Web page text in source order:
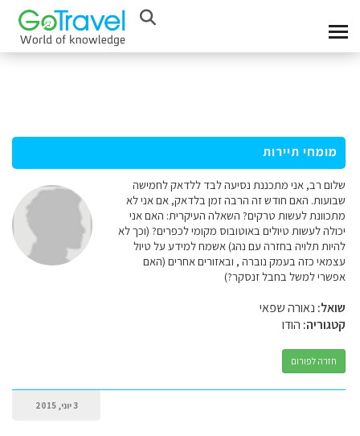
מומחי תיירות
שלום רב, אני מתכננת נסיעה לבד ללדאק לחמישה
שבועות. האם חודש זה הרבה זמן בלדאק, אם אני לא
מתכוונת לעשות טרקים? השאלה העיקרית: האם אני
יכולה לעשות טיולים באוטובוס מקומי לכפרים? (וכך לא
להיות תלויה בחזרה עם נהג) אשמח למידע על טיול
עצמאי כזה בעמק נוברה , ובאזורים אחרים (האם
אפשרי למשל בחבל זנסקר?)
שואל: נאורה שפאי
קטגוריה: הודו
חזרה לפורום
3 יוני, 2015